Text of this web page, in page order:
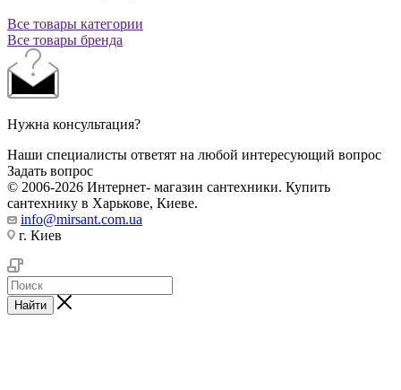
Все товары категории
Все товары бренда
Нужна консультация?
Наши специалисты ответят на любой интересующий вопрос
Задать вопрос
© 2006-2026 Интернет- магазин сантехники. Купить
сантехнику в Харькове, Киеве.
info@mirsant.com.ua
г. Киев
Найти